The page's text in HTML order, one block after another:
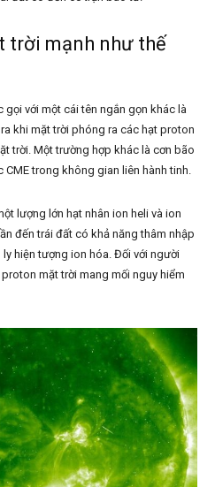
trời mạnh như thế
với một cái tên ngắn gọn khác là
khi mặt trời phóng ra các hạt proton
trời. Một trường hợp khác là cơn bão
trong không gian liên hành tinh.
lượng lớn hạt nhân ion heli và ion
đến trái đất có khả năng thâm nhập
hiện tượng ion hóa. Đối với người
mặt trời mang mối nguy hiểm